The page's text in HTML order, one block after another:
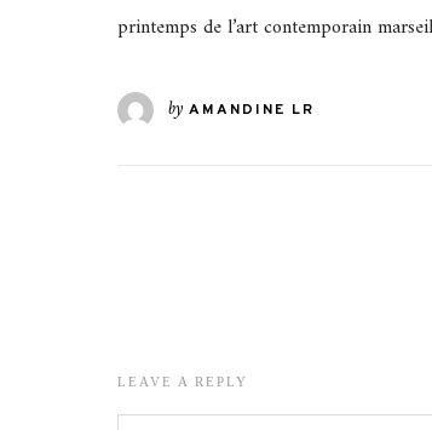
printemps de l’art contemporain
by AMANDINE LR
LEAVE A REPLY